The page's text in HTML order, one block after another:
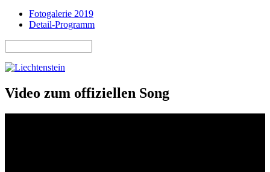
Fotogalerie 2019
Detail-Programm
Suchformular
Video zum offiziellen Song